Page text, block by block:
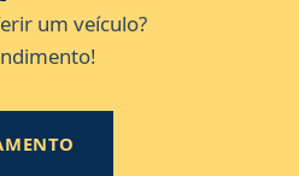
um veículo?